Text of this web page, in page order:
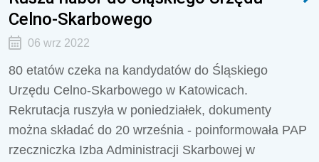
Celno-Skarbowego
06 wrz 2022
80 etatów czeka na kandydatów do Śląskiego
Urzędu Celno-Skarbowego w Katowicach.
Rekrutacja ruszyła w poniedziałek, dokumenty
można składać do 20 września - poinformowała PAP
rzeczniczka Izba Administracji Skarbowej w